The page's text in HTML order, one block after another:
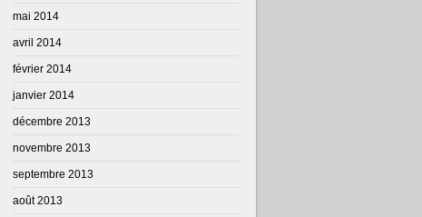
mai 2014
avril 2014
février 2014
janvier 2014
décembre 2013
novembre 2013
septembre 2013
août 2013